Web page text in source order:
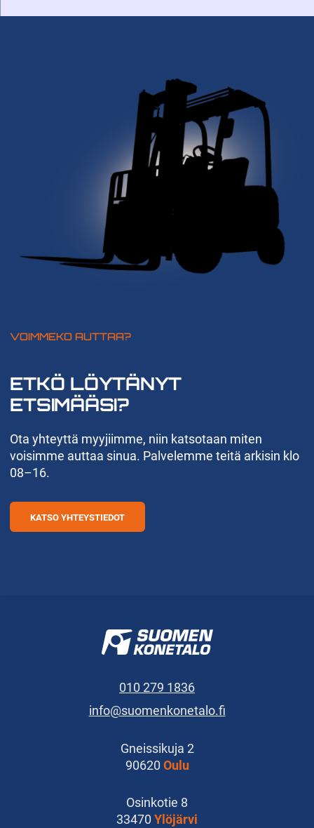
VOIMMEKO AUTTAA?
ETKÖ LÖYTÄNYT
ETSIMÄÄSI?
Ota yhteyttä myyjiimme, niin katsotaan miten
voisimme auttaa sinua. Palvelemme teitä arkisin klo
08–16.
KATSO YHTEYSTIEDOT
010 279 1836
info@suomenkonetalo.fi
Gneissikuja 2
90620 Oulu
Osinkotie 8
33470 Ylöjärvi